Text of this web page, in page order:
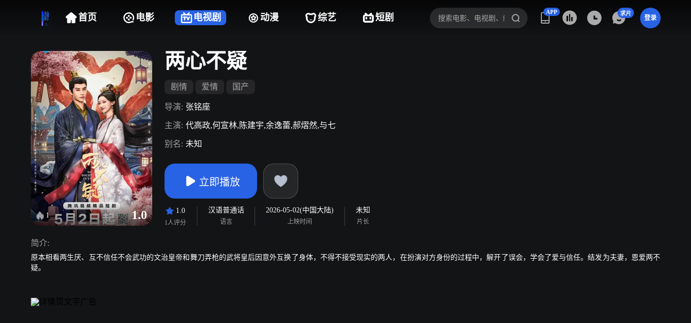
首页 电影 电视剧 动漫 综艺 短剧
APP 求片
登录
1 1.0
两心不疑
剧情 爱情 国产
导演: 张铭座
主演: 代高政,何宣林,陈建宇,余逸蕾,郝熠然,与七
别名: 未知
立即播放
1.0
1人评分
汉语普通话
语言
2026-05-02(中国大陆)
上映时间
未知
片长
简介:
原本相看两生厌、互不信任不会武功的文治皇帝和舞刀弄枪的武将皇后因意外互换了身体，不得不接受现实的两人，在扮演对方身份的过程中，解开了误会，学会了爱与信任。结发为夫妻，恩爱两不
疑。